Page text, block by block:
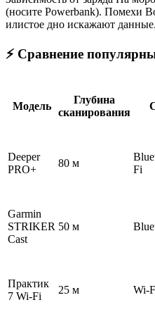
(носите Powerbank). Помехи
илистое дно искажают данные.
⚡ Сравнение
Модель
Глубина
сканирования
Deeper
PRO+
80 м
Fi
Garmin
STRIKER
Cast
50 м
Практик
7 Wi-Fi
25 м Wi-